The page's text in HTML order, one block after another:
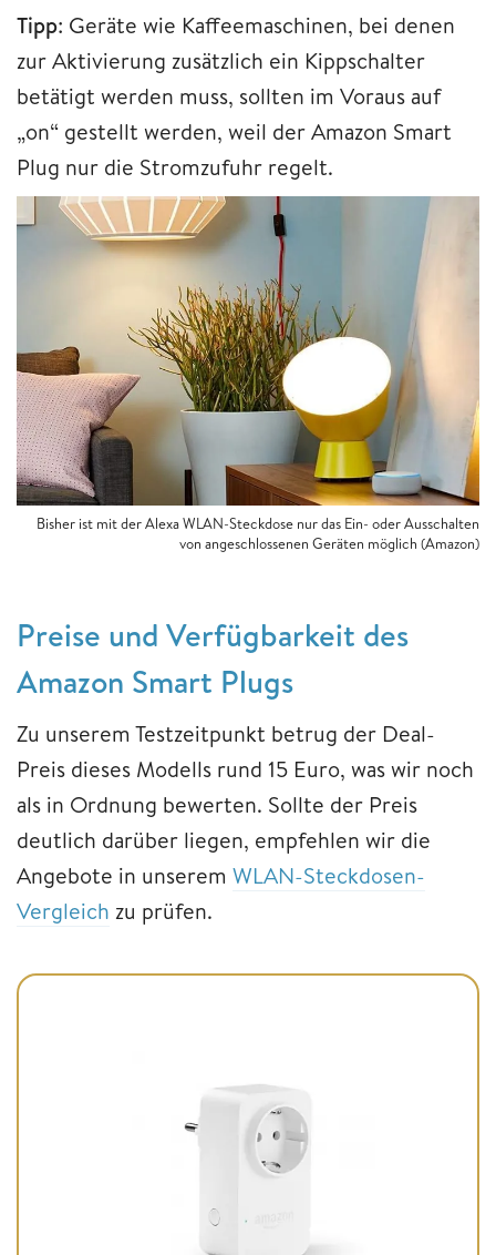
Tipp: Geräte wie Kaffeemaschinen, bei denen
zur Aktivierung zusätzlich ein Kippschalter
betätigt werden muss, sollten im Voraus auf
„on“ gestellt werden, weil der Amazon Smart
Plug nur die Stromzufuhr regelt.
Bisher ist mit der Alexa WLAN-Steckdose nur das Ein- oder Ausschalten
von angeschlossenen Geräten möglich (Amazon)
Preise und Verfügbarkeit des
Amazon Smart Plugs
Zu unserem Testzeitpunkt betrug der Deal-
Preis dieses Modells rund 15 Euro, was wir noch
als in Ordnung bewerten. Sollte der Preis
deutlich darüber liegen, empfehlen wir die
Angebote in unserem WLAN-Steckdosen-
Vergleich zu prüfen.